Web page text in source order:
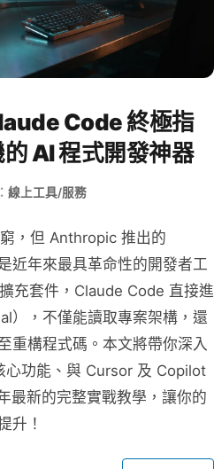
Code 終極指
AI 程式開發神器
線上工具/服務
，但 Anthropic 推出的
近年來最具革命性的開發者工
充套件，Claude Code 直接進
），不僅能讀取專案架構，還
重構程式碼。本文將帶你深入
心功能、與 Cursor 及 Copilot
最新的完整實戰教學，讓你的
升！